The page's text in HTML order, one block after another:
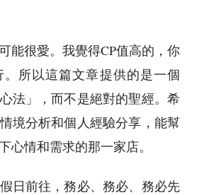
能很愛。我覺得CP值高的，你
所以這篇文章提供的是一個
法」，而不是絕對的聖經。希
境分析和個人經驗分享，能幫
心情和需求的那一家店。
日前往，務必、務必、務必先